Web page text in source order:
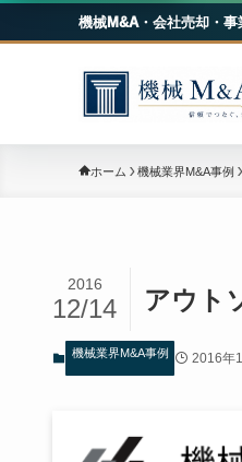
機械M&A・会社売却・事
ホーム 機械業界M&A事例
アウト
2016
12/14
機械業界M&A事例 2016年